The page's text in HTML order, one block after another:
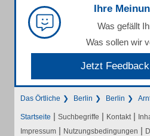
Ihre
Was gefällt
Was sollen wir
Jetzt
Das Örtliche Berlin Berlin
Startseite | Suchbegriffe | Kontakt |
Impressum | Nutzungsbedingungen |